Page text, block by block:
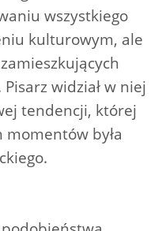
wszystkiego
kulturowym, ale
widział w niej
tendencji, której
była